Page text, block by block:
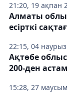
21:20, 19 ақпан
22:15, 04
Алматы
есірткі
15:28, 27
Ақтөбе
200-ден